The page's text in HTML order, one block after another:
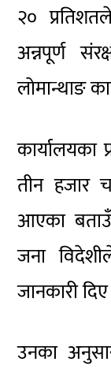
२०
अन्नपूर्ण
लोमान्थाङ
तीन हजार
आएका
जना
जानकारी दिए
उनका